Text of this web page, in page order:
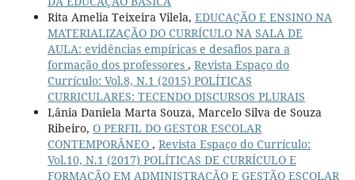
Rita Amelia Teixeira Vilela, EDUCAÇÃO E ENSINO NA
MATERIALIZAÇÃO DO CURRÍCULO NA SALA DE
AULA: evidências empíricas e desafios para a
formação dos professores , Revista Espaço do
Currículo: Vol.8, N.1 (2015) POLÍTICAS
CURRICULARES: TECENDO DISCURSOS PLURAIS
Lânia Daniela Marta Souza, Marcelo Silva de Souza
Ribeiro, O PERFIL DO GESTOR ESCOLAR
CONTEMPORÂNEO , Revista Espaço do Currículo:
Vol.10, N.1 (2017) POLÍTICAS DE CURRÍCULO E
FORMAÇÃO EM ADMINISTRAÇÃO E GESTÃO ESCOLAR